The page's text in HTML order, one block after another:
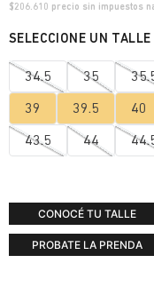
$206.610 precio sin impuestos
34.5 35
39 39.5 40
43.5 44
CONOCÉ TU TALLE
PROBATE LA PRENDA